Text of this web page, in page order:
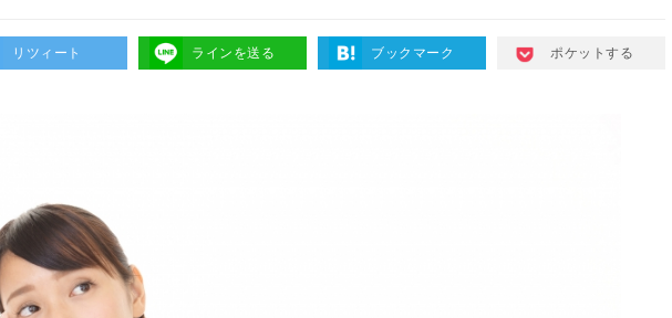
リツィート ラインを送る ブックマーク ポケットする